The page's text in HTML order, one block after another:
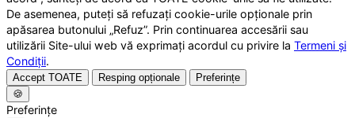
De asemenea, puteți să refuzați cookie-urile opționale prin
apăsarea butonului „Refuz”. Prin continuarea accesării sau
utilizării Site-ului web vă exprimați acordul cu privire la Termeni și
Condiții.
Accept TOATE Resping opționale
Preferințe
🍪
Preferințe